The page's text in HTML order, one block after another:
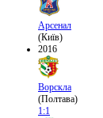
Арсенал
(Київ)
2016
Ворскла
(Полтава)
1:1